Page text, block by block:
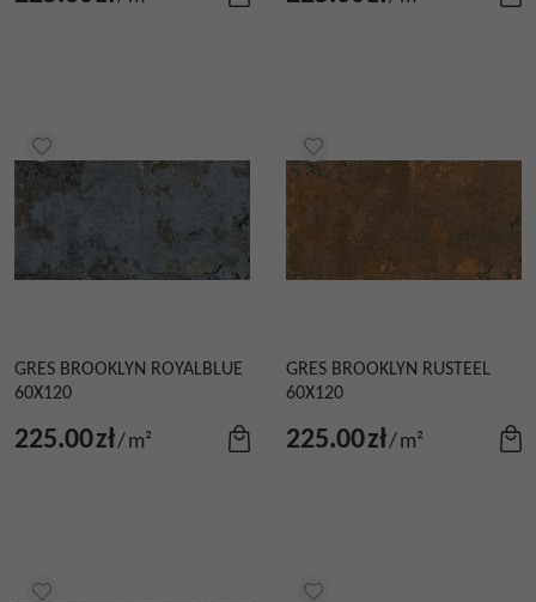
GRES BROOKLYN ROYALBLUE
60X120
225.00zł/m²
GRES BROOKLYN RUSTEEL
60X120
225.00zł/m²